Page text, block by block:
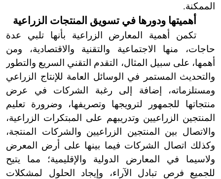
الممكنة.
أهميتها ودورها في تسويق المنتجات الزراعية
تكمن أهمية المعارض الزراعية بأنها تلبي عدة
حاجات، منها الاجتماعية والتقنية والاقتصادية، ومن
أهمها، على سبيل المثال، التقدم التقني السريع والتطور
والتحديث المستمر في الوسائل العامة للإنتاج الزراعي
ومستلزماته، إضافة إلى رغبة الشركات في عرض
منتجاتها للجمهور لترويجها وتصريفها، وضرورة تعليم
المنتجين الزراعيين وتدريبهم على المبتكرات الزراعية،
والاتصال بين المنتجين الزراعيين والشركات المنتجة،
وكذلك اتصال الشركات فيما بينها على أرض المعرض
ولاسيما في المعارض الدولية والإقليمية؛ مما يتيح
للجميع فرص تبادل الآراء، وإيجاد الحلول لمشكلات